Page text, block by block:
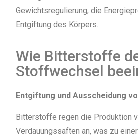
Gewichtsregulierung, die
Entgiftung des Körpers.
Wie Bitterstoffe
Stoffwechsel
Entgiftung und Ausscheidung
Bitterstoffe regen die Produktion
Verdauungssäften an, was zu